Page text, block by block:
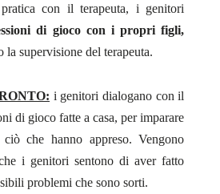
con il terapeuta, i genitori
di gioco con i propri figli,
la supervisione del terapeuta.
i genitori dialogano con il
di gioco fatte a casa, per imparare
ciò che hanno appreso. Vengono
i genitori sentono di aver fatto
problemi che sono sorti.